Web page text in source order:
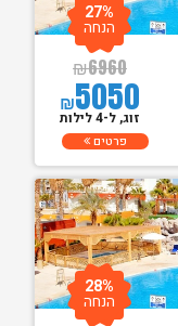
₪6960
₪5050
27%
הנחה
זוג, ל-4 לילות
פרטים
28%
הנחה